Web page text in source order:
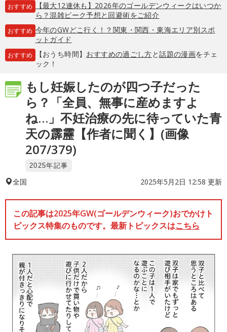
おすすめ
【最大12連休も】2026年のゴールデンウィークはいつか
ら？混雑ピーク予想と回避術をご紹介
おすすめ 今年のGWどこ行く！？関東・関西・東海エリア別スポ
ットガイド
おすすめ 【おうち時間】 おすすめの過ごし方と話題の漫画をチェ
ック！
もし妊娠したのが四つ子だった
ら？「全員、無事に産めますよ
ね…」不妊治療の先に待っていた青
天の霹靂【作者に聞く】(画像
207/379)
2025年記事
全国 2025年5月2日 12:58 更新
この記事は2025年GW(ゴールデンウィーク)おでかけト
ピックス特集のものです。最新トピックスはこちら